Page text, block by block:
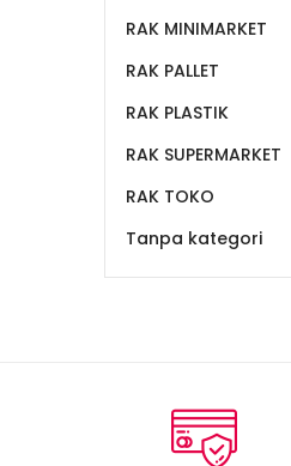
RAK MINIMARKET
RAK PALLET
RAK PLASTIK
RAK SUPERMARKET
RAK TOKO
Tanpa kategori